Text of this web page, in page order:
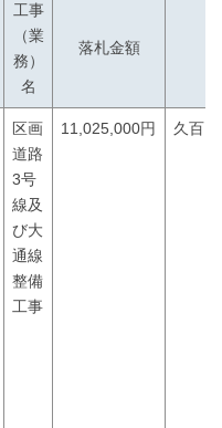
工事
（業
務）
名
落札金額
区画
道路
3号
線及
び大
通線
整備
工事
11,025,000円 久百